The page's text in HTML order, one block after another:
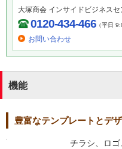
大塚商会 インサイドビジネスセ
0120-434-466（平日
お問い合わせ
機能
豊富なテンプレートとデ
チラシ、ロゴ